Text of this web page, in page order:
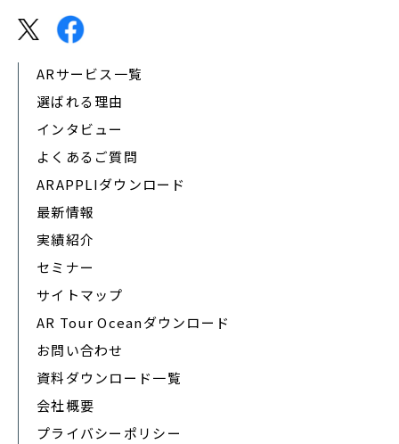
ARサービス一覧
選ばれる理由
インタビュー
よくあるご質問
ARAPPLIダウンロード
最新情報
実績紹介
セミナー
サイトマップ
AR Tour Oceanダウンロード
お問い合わせ
資料ダウンロード一覧
会社概要
プライバシーポリシー